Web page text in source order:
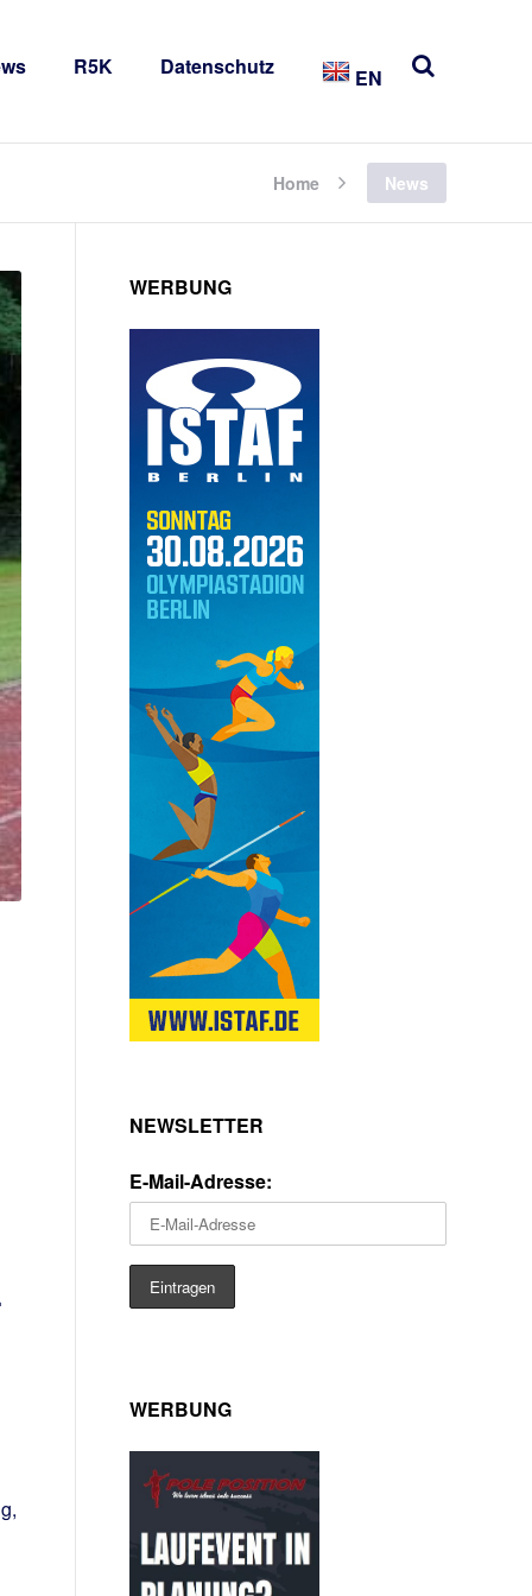
R5K Datenschutz EN
Home News
WERBUNG
NEWSLETTER
E-Mail-Adresse:
WERBUNG